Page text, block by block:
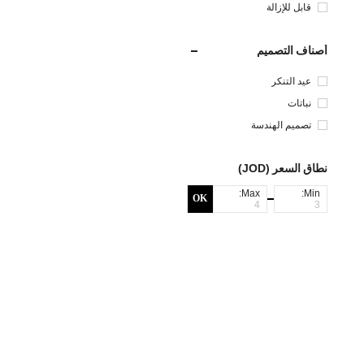
قابل للإزالة
أصناف التصميم
عيد التنكر
نباتات
تصميم الهندسة
نطاق السعر (JOD)
Min:
Max:
OK